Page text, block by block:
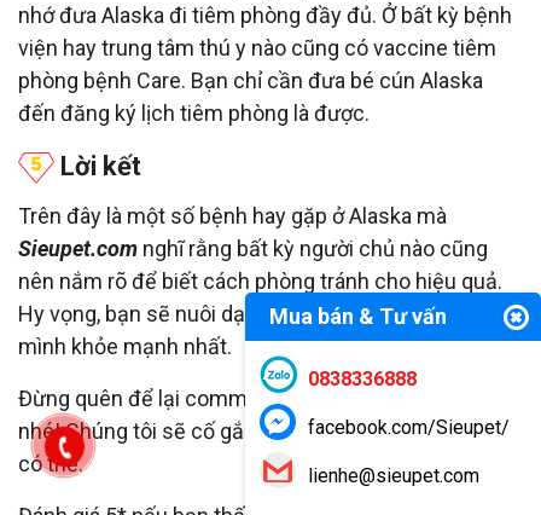
nhớ đưa Alaska đi tiêm phòng đầy đủ. Ở bất kỳ bệnh
viện hay trung tâm thú y nào cũng có vaccine tiêm
phòng bệnh Care. Bạn chỉ cần đưa bé cún Alaska
đến đăng ký lịch tiêm phòng là được.
Lời kết
Trên đây là một số bệnh hay gặp ở Alaska mà
Sieupet.com nghĩ rằng bất kỳ người chủ nào cũng
nên nắm rõ để biết cách phòng tránh cho hiệu quả.
Hy vọng, bạn sẽ nuôi dạy và chăm sóc bé Alaska của
mình khỏe mạnh nhất.
Đừng quên để lại comment nếu có bất kỳ câu hỏi gì
nhé! Chúng tôi sẽ cố gắng giải đáp bạn nhanh nhất
có thể.
Mua bán & Tư vấn
0838336888
facebook.com/Sieupet/
lienhe@sieupet.com